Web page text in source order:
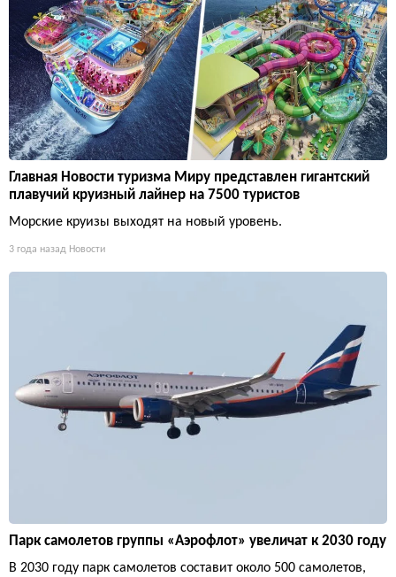
Главная Новости туризма Миру представлен гигантский
плавучий круизный лайнер на 7500 туристов
Морские круизы выходят на новый уровень.
3 года назад Новости
Парк самолетов группы «Аэрофлот» увеличат к 2030 году
В 2030 году парк самолетов составит около 500 самолетов,